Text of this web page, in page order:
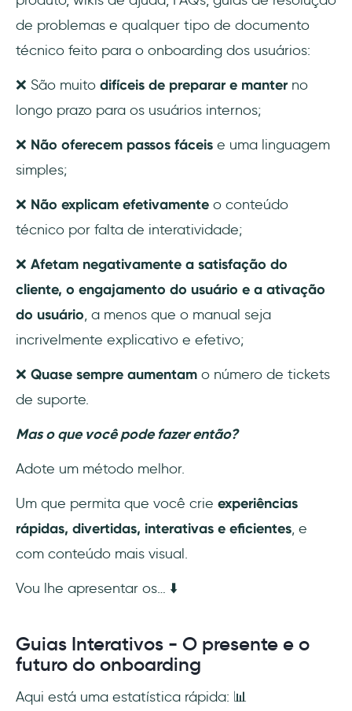
de problemas e qualquer tipo de documento
técnico feito para o onboarding dos usuários:
❌ São muito difíceis de preparar e manterno
longo prazo para os usuários internos;
❌ Não oferecem passos fáceis e uma linguagem
simples;
❌ Não explicam efetivamente o conteúdo
técnico por falta de interatividade;
❌ Afetam negativamente a satisfação do
cliente, o engajamento do usuário e a ativação
do usuário, a menos que o manual seja
incrivelmente explicativo e efetivo;
❌ Quase sempre aumentam o número de tickets
de suporte.
Mas o que você pode fazer então?
Adote um método melhor.
Um que permita que você crie experiências
rápidas, divertidas, interativas e eficientes, e
com conteúdo mais visual.
Vou lhe apresentar os… ⬇️
Guias Interativos - O presente e o
futuro do onboarding
Aqui está uma estatística rápida: 📊